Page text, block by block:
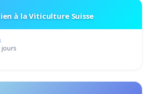
à la Viticulture Suisse
jours